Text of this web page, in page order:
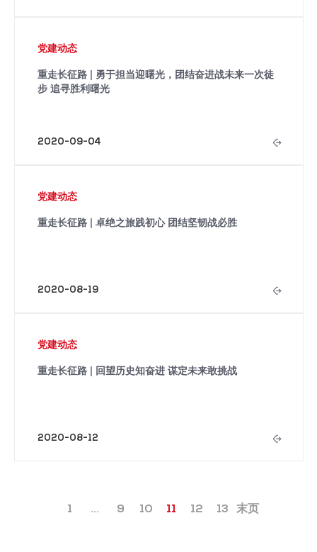
党建动态
重走长征路 | 勇于担当迎曙光，团结奋进战未来一次徒
步 追寻胜利曙光
2020-09-04
党建动态
重走长征路 | 卓绝之旅践初心 团结坚韧战必胜
2020-08-19
党建动态
重走长征路 | 回望历史知奋进 谋定未来敢挑战
2020-08-12
1 ... 9 10 11 12 13 末页